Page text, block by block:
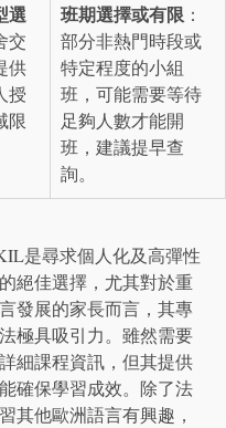
選
交
供
授
限
班期選擇或有限 ：
部分非熱門時段或
特定程度的小組
班，可能需要等待
足夠人數才能開
班，建議提早查
詢。
是尋求個人化及高彈性
絕佳選擇，尤其對於重
發展的家長而言，其專
極具吸引力。雖然需要
細課程資訊，但其提供
確保學習成效。除了法
其他歐洲語言有興趣，